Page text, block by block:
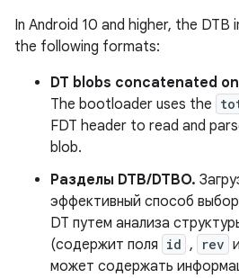
In Android 10 and higher, the DTB
the following formats:
DT blobs concatenated
The bootloader uses the
FDT header to read and
blob.
Разделы DTB/DTBO.
эффективный способ
DT путем анализа
(содержит поля id , rev и
может содержать